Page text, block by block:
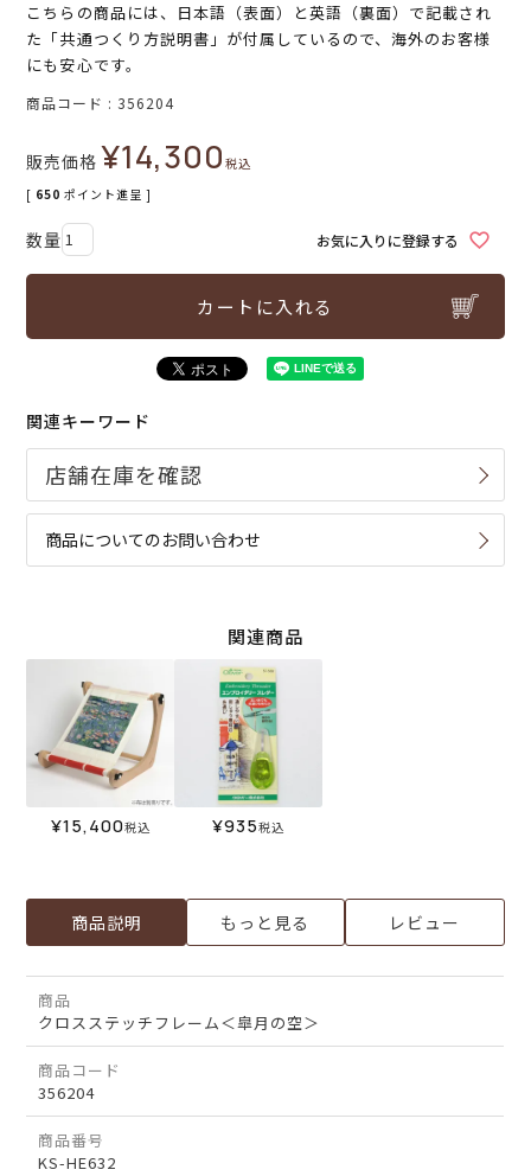
こちらの商品には、日本語（表面）と英語（裏面）で記載され
た「共通つくり方説明書」が付属しているので、海外のお客様
にも安心です。
商品コード 356204
販売価格 ¥14,300税込
[ 650 ポイント進呈 ]
お気に入りに登録する
カートに入れる
関連キーワード
商品についてのお問い合わせ
関連商品
¥15,400税込 ¥935税込
商品説明 もっと見る レビュー
商品
クロスステッチフレーム＜皐月の空＞
商品コード
356204
商品番号
KS-HE632